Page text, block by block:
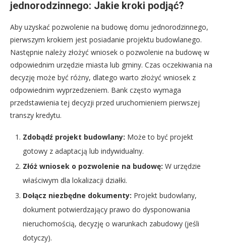
jednorodzinnego: Jakie kroki podjąć?
Aby uzyskać pozwolenie na budowę domu jednorodzinnego,
pierwszym krokiem jest posiadanie projektu budowlanego.
Następnie należy złożyć wniosek o pozwolenie na budowę w
odpowiednim urzędzie miasta lub gminy. Czas oczekiwania na
decyzję może być różny, dlatego warto złożyć wniosek z
odpowiednim wyprzedzeniem. Bank często wymaga
przedstawienia tej decyzji przed uruchomieniem pierwszej
transzy kredytu.
Zdobądź projekt budowlany: Może to być projekt
gotowy z adaptacją lub indywidualny.
Złóż wniosek o pozwolenie na budowę: W urzędzie
właściwym dla lokalizacji działki.
Dołącz niezbędne dokumenty: Projekt budowlany,
dokument potwierdzający prawo do dysponowania
nieruchomością, decyzję o warunkach zabudowy (jeśli
dotyczy).